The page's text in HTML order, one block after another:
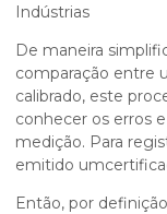
Indústrias
De maneira
comparação entre
calibrado, este
conhecer os erros
medição. Para
emitido
Então, por